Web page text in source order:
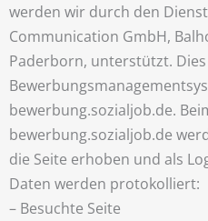
werden wir durch den
Communication GmbH,
Paderborn, unterstützt.
bewerbung.sozialjob.de.
bewerbung.sozialjob.de
die Seite erhoben und als
Daten werden protokolliert:
– Besuchte Seite